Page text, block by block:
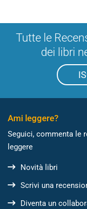
Tutte le
dei libri
Ami leggere?
Seguici, commenta le
leggere
Novità libri
Scrivi una
Diventa un